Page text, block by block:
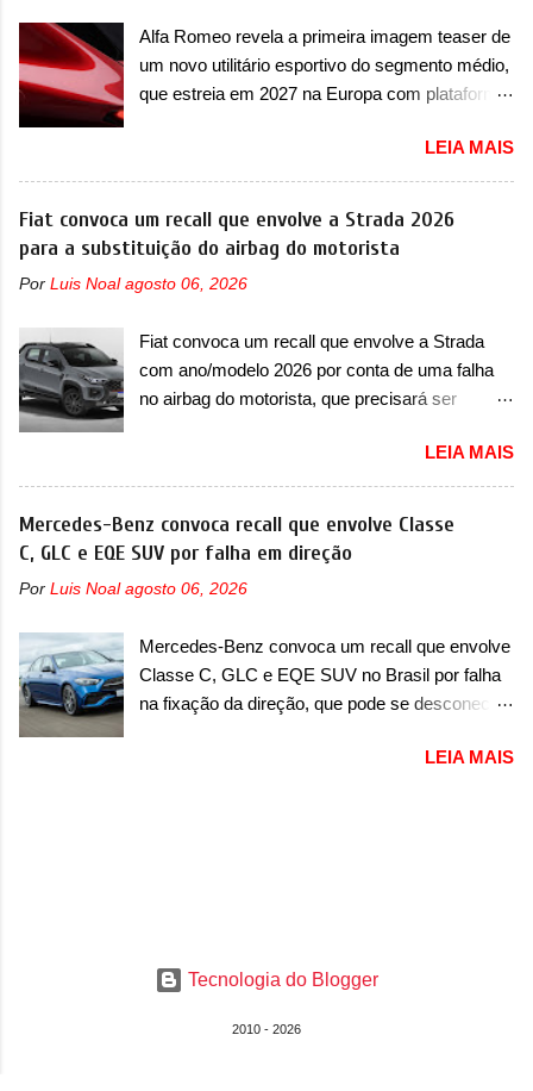
equipado com um motor V10 Supercharger
capaz de desenvolver cerca de 800cv que
separou a performance exótica da aventura i...
esportivo será apresentado no terceiro trimestre
de 2026, ou seja, acontecerá entre os meses de
julho e setembro (e já estamos em agosto), ou
o dia 30 de setembro. A marca confirmou que
vai apresentar um "protótipo de pré-produção,
de altíssimo desempenho, exclusivo para
pistas" , que vai antecipar as futuras versões de
rua do esportivo. Ao mesmo tempo, a Jensen
“protótipo aprimorado” que estabelece as bases
para "div...
Alfa Romeo revela a primeira imagem teaser de
um novo utilitário esportivo do segmento médio,
que estreia em 2027 na Europa com plataforma
imagem teaser de um novo utilitário esportivo
da marca italiana, previsto para ser lançado em
meados de 2027. O novo modelo não tem
nome ou se é uma nova geração de um modelo
existente, o que poderia acontecer. Sabe-se
apenas que o novo modelo em questão é um
foi confirmado durante a Mesa Redonda
Nacional da Indústria Automotiva, organizada
pelo Ministério dos Negócios e do Made in Italy
Cappellano, Diretor de Operações da Stellantis
Enlarged Europe, que foi o responsável por
antecipar o lançamento. O novo modelo teve
uma imagem que mostra a traseira do SUV,
onde aparece um pouco das lanternas, que
malas. As lanternas possuem uma iluminação
horizontal. No para-lama traseiro, se n...
LEIA MAIS
Fiat convoca um recall que envolve a Strada 2026
para a substituição do airbag do motorista
Por Luis Noal agosto 06, 2026
Fiat convoca um recall que envolve a Strada
com ano/modelo 2026 por conta de uma falha
no airbag do motorista, que precisará ser
de outubro de 2025 que envolve os proprietários
da Strada no Brasil. O chamado envolve
unidades com ano/modelo 2026 da picape
compacta e envolve todas as versões com este
ano/modelo. A marca fala que as unidades
afetadas precisam retornar a uma
airbag do motorista, que precisará ser
substituído porque pode ter sido produzido de
forma errada. O serviço já pode ser solucionado
Em comunicado, a Fiat disse que “foi
grave ou até mesmo fatal ao condutor do
veículo” . O serviço...
LEIA MAIS
Mercedes-Benz convoca recall que envolve Classe
C, GLC e EQE SUV por falha em direção
Por Luis Noal agosto 06, 2026
Mercedes-Benz convoca um recall que envolve
Classe C, GLC e EQE SUV no Brasil por falha
na fixação da direção, que pode se desconectar
em outubro de 2025 um recall que envolve o trio
com ano/modelo 2024 e produzida em fevereiro
LEIA MAIS
Tecnologia do Blogger
2010 - 2026